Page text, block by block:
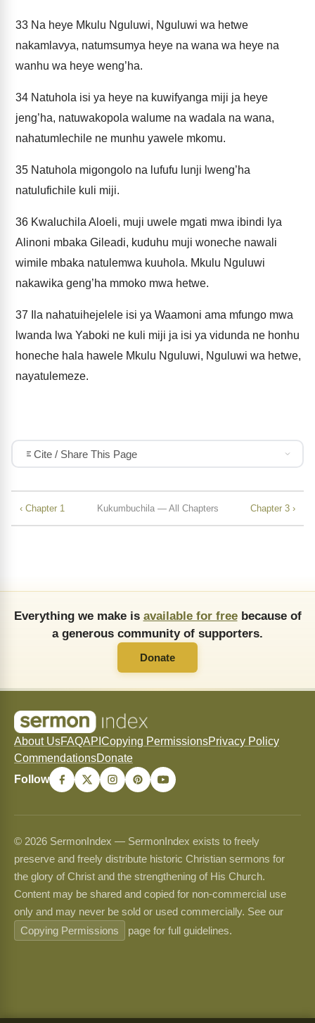
33 Na heye Mkulu Nguluwi, Nguluwi wa hetwe
nakamlavya, natumsumya heye na wana wa heye na
wanhu wa heye weng’ha.
34 Natuhola isi ya heye na kuwifyanga miji ja heye
jeng’ha, natuwakopola walume na wadala na wana,
nahatumlechile ne munhu yawele mkomu.
35 Natuhola migongolo na lufufu lunji lweng’ha
natulufichile kuli miji.
36 Kwaluchila Aloeli, muji uwele mgati mwa ibindi lya
Alinoni mbaka Gileadi, kuduhu muji woneche nawali
wimile mbaka natulemwa kuuhola. Mkulu Nguluwi
nakawika geng’ha mmoko mwa hetwe.
37 Ila nahatuihejelele isi ya Waamoni ama mfungo mwa
lwanda lwa Yaboki ne kuli miji ja isi ya vidunda ne honhu
honeche hala hawele Mkulu Nguluwi, Nguluwi wa hetwe,
nayatulemeze.
Cite / Share This Page
‹ Chapter 1 Kukumbuchila — All Chapters Chapter 3 ›
Everything we make is available for freebecause of
a generous community of supporters.
Donate
About UsFAQAPI Copying PermissionsPrivacy Policy
CommendationsDonate
Follow
© 2026 SermonIndex — SermonIndex exists to freely
preserve and freely distribute historic Christian sermons for
the glory of Christ and the strengthening of His Church.
Content may be shared and copied for non-commercial use
only and may never be sold or used commercially. See our
Copying Permissions
page for full guidelines.